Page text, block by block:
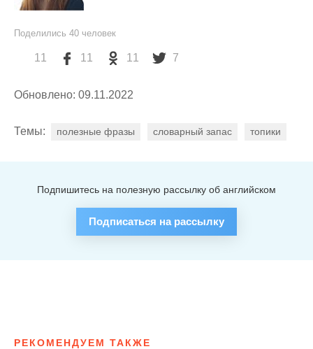
Поделились 40 человек
11 11 11 7
Обновлено: 09.11.2022
Темы: полезные фразы словарный запас топики
Подпишитесь на полезную рассылку об английском
Подписаться на рассылку
РЕКОМЕНДУЕМ ТАКЖЕ